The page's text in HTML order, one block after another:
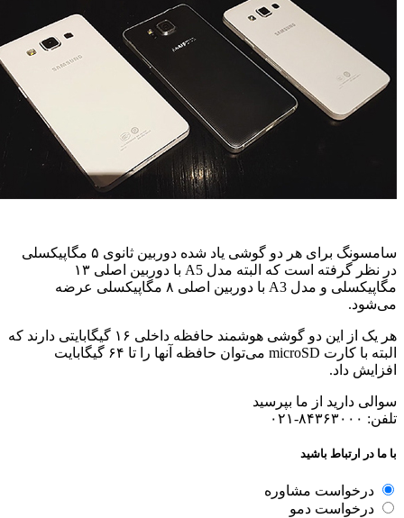
سامسونگ برای هر دو گوشی یاد شده دوربین ثانوی ۵ مگاپیکسلی
در نظر گرفته است که البته مدل A5 با دوربین اصلی ۱۳
مگاپیکسلی و مدل A3 با دوربین اصلی ۸ مگاپیکسلی عرضه
می‌شود.
هر یک از این دو گوشی هوشمند حافظه داخلی ۱۶ گیگابایتی دارند که
البته با کارت microSD می‌توان حافظه آنها را تا ۶۴ گیگابایت
افزایش داد.
سوالی دارید از ما بپرسید
تلفن: ۸۴۳۶۳۰۰۰-۰۲۱
با ما در ارتباط باشید
نوع
درخواست
درخواست مشاوره
درخواست دمو